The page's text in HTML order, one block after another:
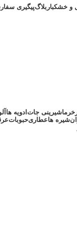
و خشکبار بلاگپیگیری
خرماشیرینی جات ادویه ها
شیره هاعطاریحبوبات